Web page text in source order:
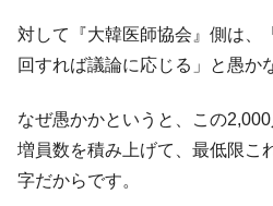
Fact1 平成仮面ライダーの意
Fact1
発表から2日で大崩壊、
日本人マスターズ挑戦
だった選手とは？
Fact1
甲子園通算本塁打、最
対して『大韓医師協会』側は、
回すれば議論に応じる」と愚か
なぜ愚かかというと、この
増員数を積み上げて、最低限
字だからです。